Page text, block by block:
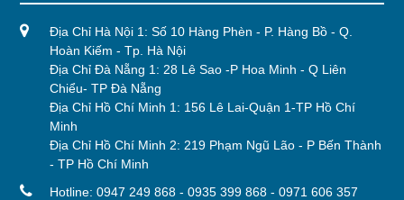
Địa Chỉ Hà Nội 1: Số 10 Hàng Phèn - P. Hàng Bồ - Q.
Hoàn Kiếm - Tp. Hà Nội
Địa Chỉ Đà Nẵng 1: 28 Lê Sao -P Hoa Minh - Q Liên
Chiểu- TP Đà Nẵng
Địa Chỉ Hồ Chí Minh 1: 156 Lê Lai-Quận 1-TP Hồ Chí
Minh
Địa Chỉ Hồ Chí Minh 2: 219 Phạm Ngũ Lão - P Bến Thành
- TP Hồ Chí Minh
Hotline: 0947 249 868 - 0935 399 868 - 0971 606 357